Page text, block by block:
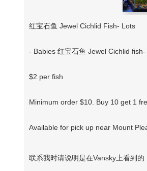
红宝石鱼 Jewel Cichlid Fish- Lots
- Babies 红宝石鱼 Jewel Cichlid
$2 per fish
Minimum order $10. Buy 10 get 1
Available for pick up near Mount
联系我时请说明是在Vansky上看到的